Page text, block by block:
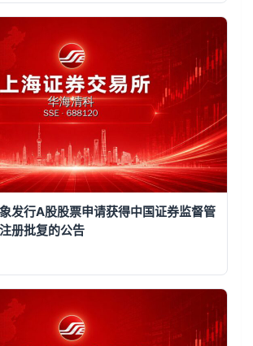
发行A股股票申请获得中国证券监督管
册批复的公告